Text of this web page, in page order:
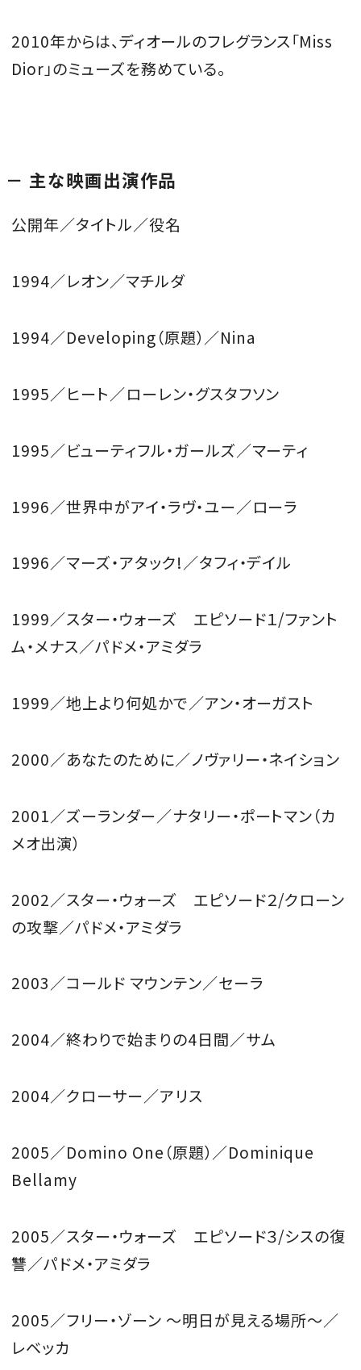
2010年からは、ディオールのフレグランス「Miss
Dior」のミューズを務めている。
主な映画出演作品
公開年／タイトル／役名
1994／レオン／マチルダ
1994／Developing（原題）／Nina
1995／ヒート／ローレン・グスタフソン
1995／ビューティフル・ガールズ／マーティ
1996／世界中がアイ・ラヴ・ユー／ローラ
1996／マーズ・アタック!／タフィ・デイル
1999／スター・ウォーズ エピソード１/ファント
ム・メナス／パドメ・アミダラ
1999／地上より何処かで／アン・オーガスト
2000／あなたのために／ノヴァリー・ネイション
2001／ズーランダー／ナタリー・ポートマン（カ
メオ出演）
2002／スター・ウォーズ エピソード２/クローン
の攻撃／パドメ・アミダラ
2003／コールド マウンテン／セーラ
2004／終わりで始まりの4日間／サム
2004／クローサー／アリス
2005／Domino One（原題）／Dominique
Bellamy
2005／スター・ウォーズ エピソード３/シスの復
讐／パドメ・アミダラ
2005／フリー・ゾーン 〜明日が見える場所〜／
レベッカ